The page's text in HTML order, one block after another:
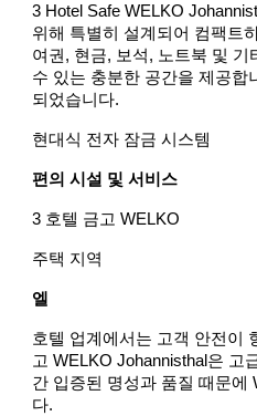
3 Hotel Safe WELKO
위해 특별히 설계되어 컴팩트
여권, 현금, 보석, 노트북 및
수 있는 충분한 공간을 제공합
되었습니다.
현대식 전자 잠금 시스템
편의 시설 및 서비스
3 호텔 금고 WELKO
주택 지역
엘
호텔 업계에서는 고객 안전이
고 WELKO Johannisthal은 고
간 입증된 명성과 품질 때문에
다.